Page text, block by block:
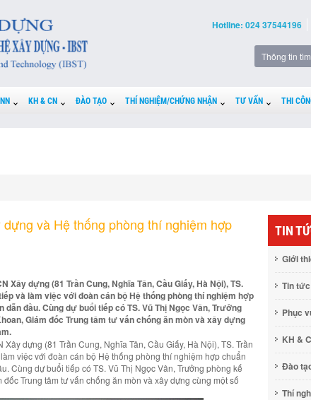
Hotline: 024 37544196
KH & CN ĐÀO TẠO THÍ NGHIỆM/CHỨNG NHẬN TƯ VẤN THI
và Hệ thống phòng thí nghiệm hợp
Xây dựng (81 Trần Cung, Nghĩa Tân, Cầu Giấy, Hà Nội), TS.
và làm việc với đoàn cán bộ Hệ thống phòng thí nghiệm hợp
đầu. Cùng dự buổi tiếp có TS. Vũ Thị Ngọc Vân, Trưởng
Giám đốc Trung tâm tư vấn chống ăn mòn và xây dựng
dựng (81 Trần Cung, Nghĩa Tân, Cầu Giấy, Hà Nội), TS. Trần
việc với đoàn cán bộ Hệ thống phòng thí nghiệm hợp chuẩn
Cùng dự buổi tiếp có TS. Vũ Thị Ngọc Vân, Trưởng phòng kế
Trung tâm tư vấn chống ăn mòn và xây dựng cùng một số
TIN
Giới
Tin tức
Phục
KH &
Đào
Thí